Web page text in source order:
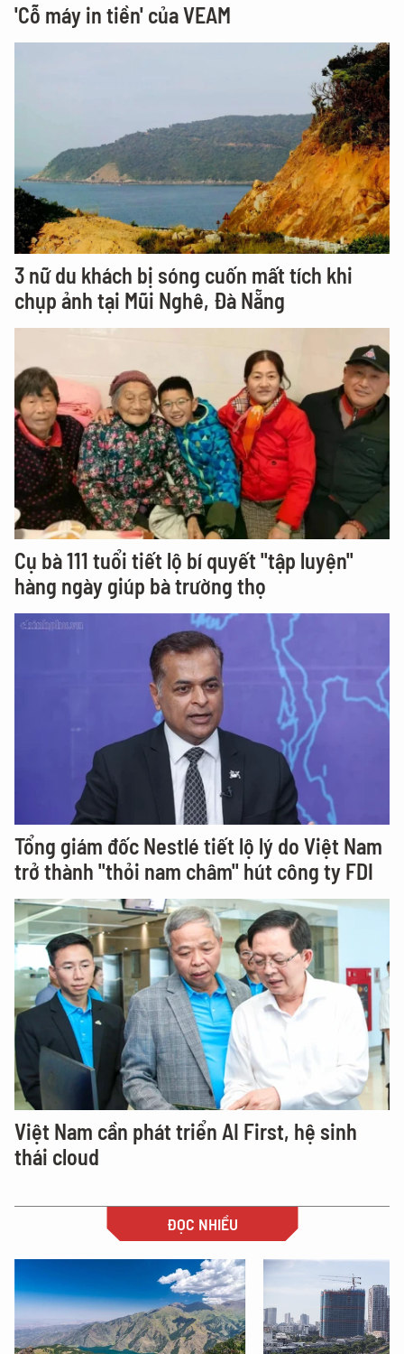
'Cỗ máy in tiền' của VEAM
3 nữ du khách bị sóng cuốn mất tích khi
chụp ảnh tại Mũi Nghê, Đà Nẵng
Cụ bà 111 tuổi tiết lộ bí quyết "tập luyện"
hàng ngày giúp bà trường thọ
Tổng giám đốc Nestlé tiết lộ lý do Việt Nam
trở thành "thỏi nam châm" hút công ty FDI
Việt Nam cần phát triển AI First, hệ sinh
thái cloud
ĐỌC NHIỀU